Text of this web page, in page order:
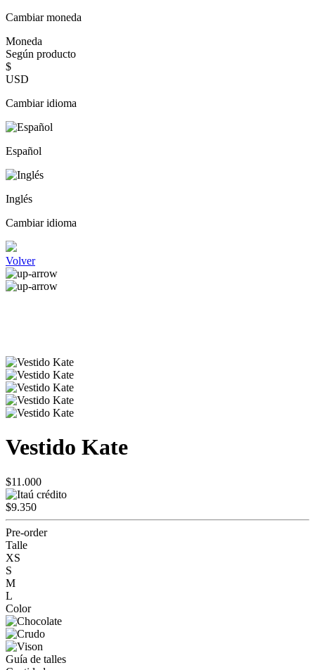
Cambiar moneda
Moneda
Según producto
$
USD
Cambiar idioma
Español
Inglés
Cambiar idioma
Volver
Vestido Kate
$11.000
$9.350
Pre-order
Talle
XS
S
M
L
Color
Guía de talles